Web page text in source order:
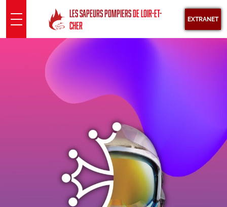
LES SAPEURS POMPIERSDE LOIR-ET-
CHER
EXTRANET
Présentation
Sous Direction Santé
Groupements territoriaux
Pôle opérationnel
Pôle fonctionnel
INFORMATION
Actualités